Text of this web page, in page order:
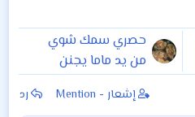
حصري سمك شوي
من يد ماما يجنن
إشعار - Mention رد